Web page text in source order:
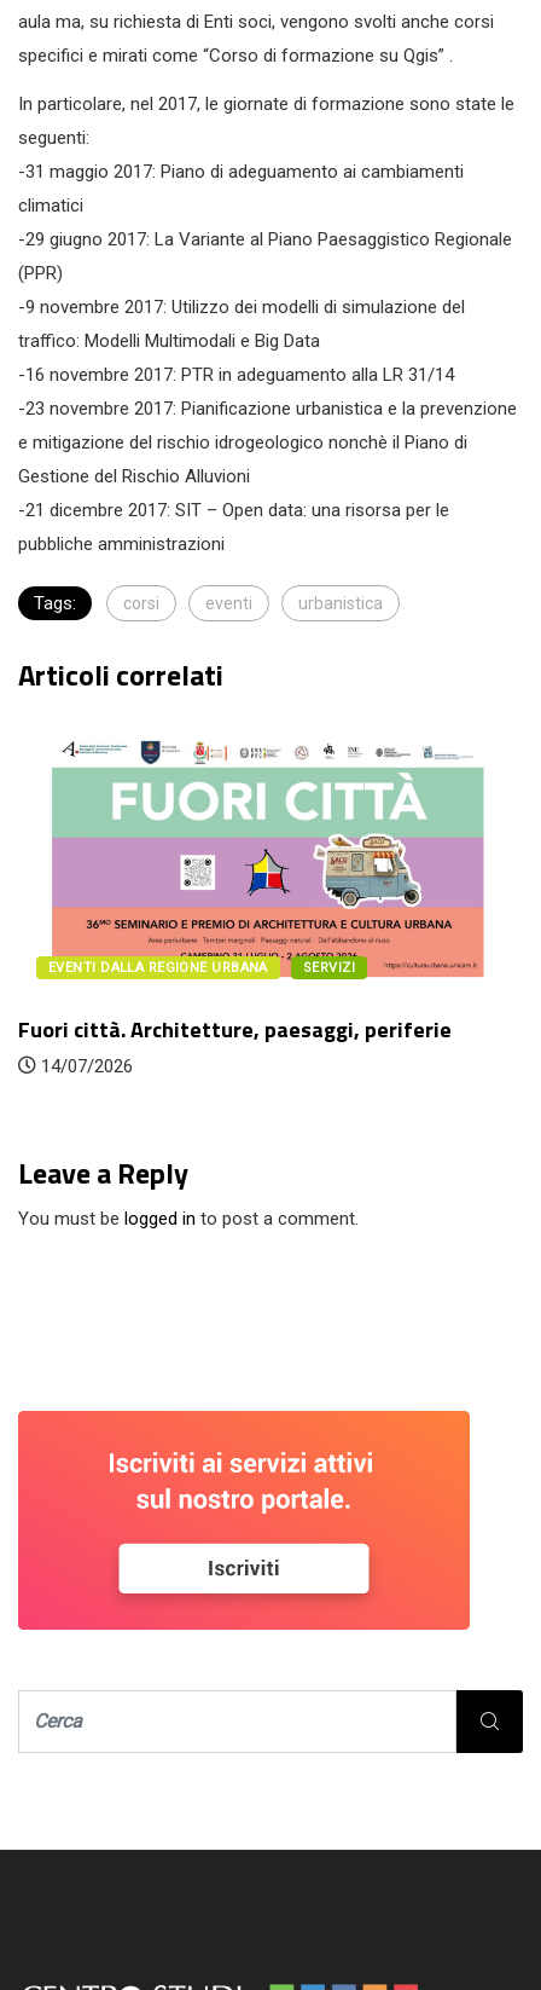
aula ma, su richiesta di Enti soci, vengono svolti anche corsi
specifici e mirati come “Corso di formazione su Qgis” .
In particolare, nel 2017, le giornate di formazione sono state le
seguenti:
-31 maggio 2017: Piano di adeguamento ai cambiamenti
climatici
-29 giugno 2017: La Variante al Piano Paesaggistico Regionale
(PPR)
-9 novembre 2017: Utilizzo dei modelli di simulazione del
traffico: Modelli Multimodali e Big Data
-16 novembre 2017: PTR in adeguamento alla LR 31/14
-23 novembre 2017: Pianificazione urbanistica e la prevenzione
e mitigazione del rischio idrogeologico nonchè il Piano di
Gestione del Rischio Alluvioni
-21 dicembre 2017: SIT – Open data: una risorsa per le
pubbliche amministrazioni
Tags: corsi eventi urbanistica
Articoli correlati
EVENTI DALLA REGIONE URBANA SERVIZI
città. Architetture, paesaggi, periferie
07/2026
Leave a Reply
You must be logged in to post a comment.